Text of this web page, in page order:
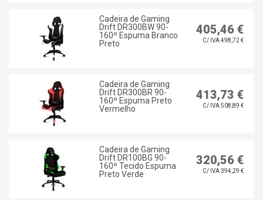
Cadeira de Gaming
Drift DR300BW 90-
160º Espuma Branco
Preto
405,46 €
C/ IVA 498,72 €
Cadeira de Gaming
Drift DR300BR 90-
160º Espuma Preto
Vermelho
413,73 €
C/ IVA 508,89 €
Cadeira de Gaming
Drift DR100BG 90-
160º Tecido Espuma
Preto Verde
320,56 €
C/ IVA 394,29 €